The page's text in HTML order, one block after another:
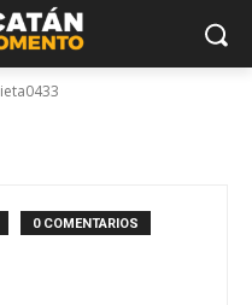
0 COMENTARIOS